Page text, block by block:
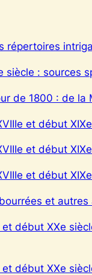
répertoires
siècle : sources
de 1800 : de
et début
et début
et début
et
et début XXe
et début XXe